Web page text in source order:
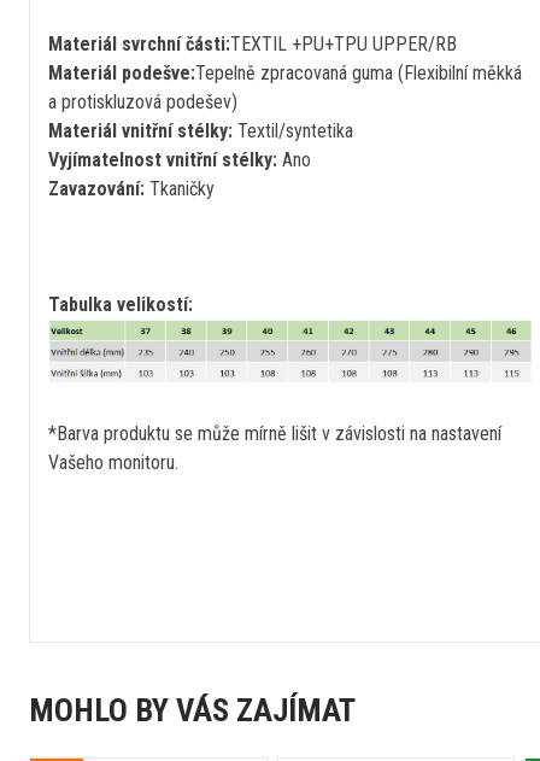
Materiál svrchní části:TEXTIL +PU+TPU UPPER/RB
Materiál podešve:Tepelně zpracovaná guma (Flexibilní měkká
a protiskluzová podešev)
Materiál vnitřní stélky: Textil/syntetika
Vyjímatelnost vnitřní stélky: Ano
Zavazování: Tkaničky
Tabulka velikostí:
*Barva produktu se může mírně lišit v závislosti na nastavení
Vašeho monitoru.
MOHLO BY VÁS ZAJÍMAT